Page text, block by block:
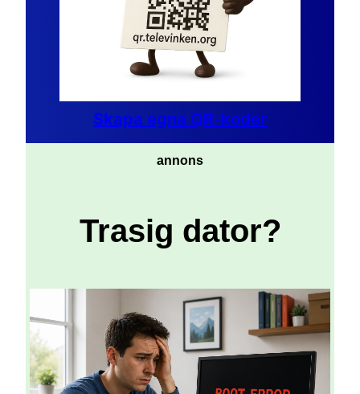
Skapa egna QR-koder
annons
Trasig dator?